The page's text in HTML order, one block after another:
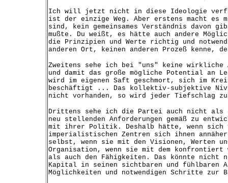
Ich will jetzt nicht in diese Ideologie
ist der einzige Weg. Aber erstens macht es
sind, kein gemeinsames Verständnis davon
mußte. Du weißt, es hätte auch andere
die Prinzipien und Werte richtig und
anderen Ort, keinen anderen Prozeß
Zweitens sehe ich bei "uns" keine wirkliche
und damit das große mögliche Potential an
wird im eigenen Saft geschmort, sich im
beschäftigt ... Das kollektiv-subjektive
nicht vorhanden, so wird jeder Tiefschlag
Drittens sehe ich die Partei auch nicht als
neu stellenden Anforderungen gemäß zu
mit ihrer Politik. Deshalb hätte, wenn sich
imperialistischen Zentren sich ihnen
selbst, wenn sie mit den Visionen, Werten
Organisation, wenn sie mit dem konfrontiert
als auch den Fähigkeiten. Das könnte nicht
Kapital in seinen sichtbaren und fühlbaren
Möglichkeiten und notwendigen Schritte zur